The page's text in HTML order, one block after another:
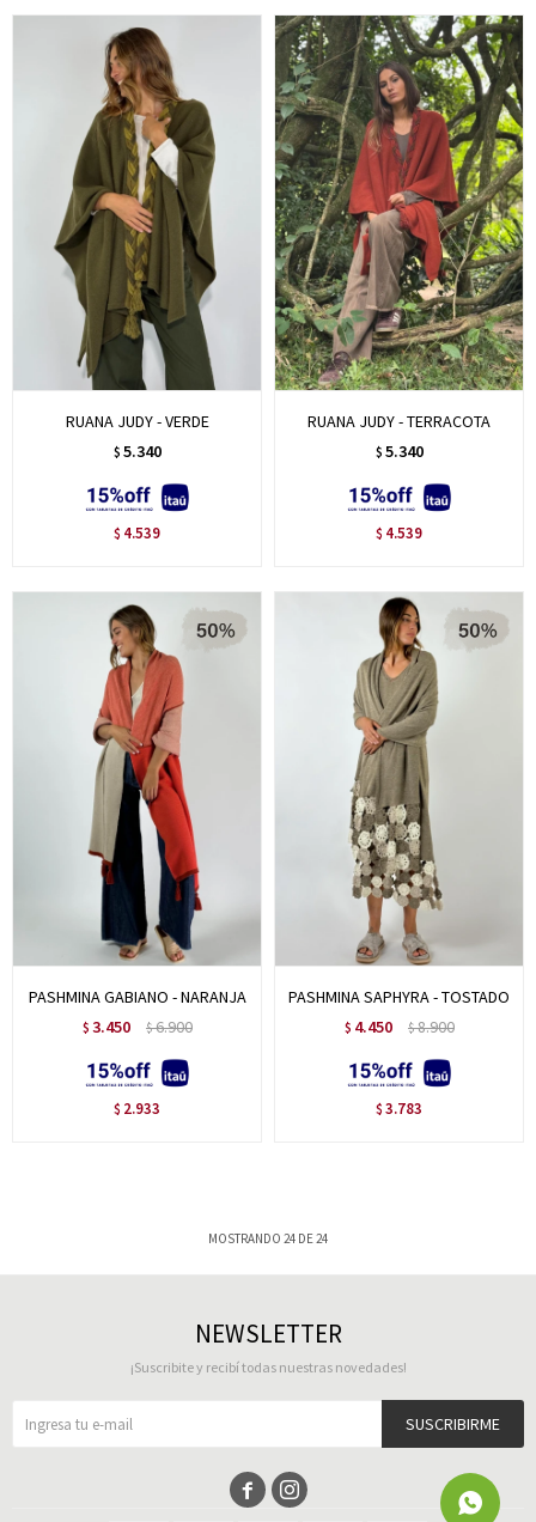
RUANA JUDY - VERDE
$ 5.340
$ 4.539
RUANA JUDY - TERRACOTA
$ 5.340
$ 4.539
PASHMINA GABIANO - NARANJA
$ 3.450 $6.900
$ 2.933
PASHMINA SAPHYRA - TOSTADO
$ 4.450 $8.900
$ 3.783
MOSTRANDO 24 DE24
NEWSLETTER
¡Suscribite y recibí todas nuestras novedades!
SUSCRIBIRME
 